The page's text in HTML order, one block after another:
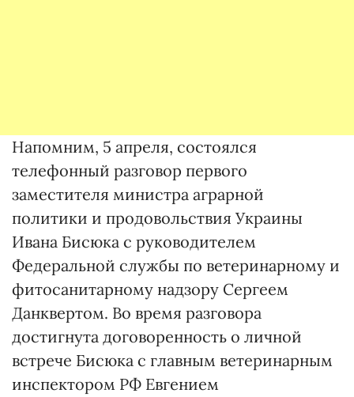
Напомним, 5 апреля, состоялся
телефонный разговор первого
заместителя министра аграрной
политики и продовольствия Украины
Ивана Бисюка с руководителем
Федеральной службы по ветеринарному и
фитосанитарному надзору Сергеем
Данквертом. Во время разговора
достигнута договоренность о личной
встрече Бисюка с главным ветеринарным
инспектором РФ Евгением